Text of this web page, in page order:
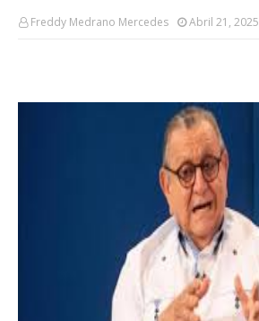
Freddy Medrano Mercedes Abril 21, 2025